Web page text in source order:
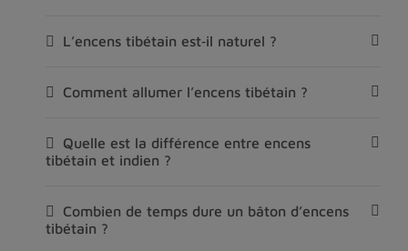
L’encens tibétain est‑il naturel ?
Comment allumer l’encens tibétain ?
Quelle est la différence entre encens
tibétain et indien ?
Combien de temps dure un bâton d’encens
tibétain ?